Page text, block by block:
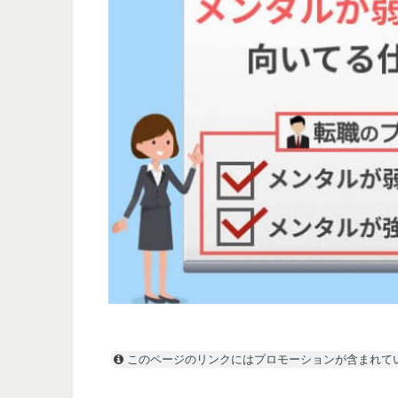
このページのリンクにはプロモーションが含まれて